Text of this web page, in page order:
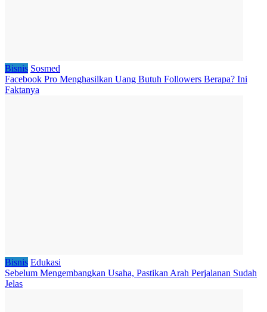
Bisnis Sosmed
Facebook Pro Menghasilkan Uang Butuh Followers Berapa? Ini
Faktanya
Bisnis Edukasi
Sebelum Mengembangkan Usaha, Pastikan Arah Perjalanan Sudah
Jelas